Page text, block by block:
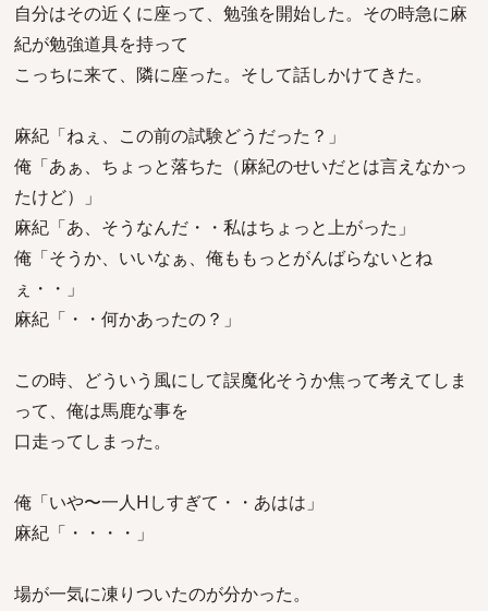
自分はその近くに座って、勉強を開始した。その時急に麻
紀が勉強道具を持って
こっちに来て、隣に座った。そして話しかけてきた。
麻紀「ねぇ、この前の試験どうだった？」
俺「あぁ、ちょっと落ちた（麻紀のせいだとは言えなかっ
たけど）」
麻紀「あ、そうなんだ・・私はちょっと上がった」
俺「そうか、いいなぁ、俺ももっとがんばらないとね
ぇ・・」
麻紀「・・何かあったの？」
この時、どういう風にして誤魔化そうか焦って考えてしま
って、俺は馬鹿な事を
口走ってしまった。
俺「いや〜一人Hしすぎて・・あはは」
麻紀「・・・・」
場が一気に凍りついたのが分かった。